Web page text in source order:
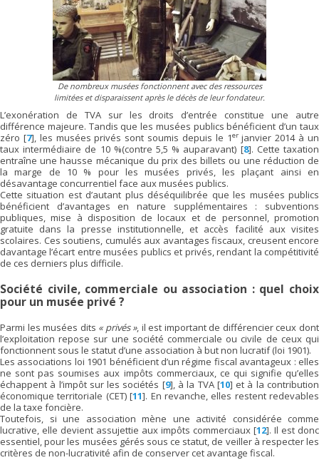
De nombreux musées fonctionnent avec des ressources
limitées et disparaissent après le décès de leur fondateur.
L’exonération de TVA sur les droits d’entrée constitue une autre
différence majeure. Tandis que les musées publics bénéficient d’un taux
zéro [7], les musées privés sont soumis depuis le 1erjanvier 2014 à un
taux intermédiaire de 10 %(contre 5,5 % auparavant) [8]. Cette taxation
entraîne une hausse mécanique du prix des billets ou une réduction de
la marge de 10 % pour les musées privés, les plaçant ainsi en
désavantage concurrentiel face aux musées publics.
Cette situation est d’autant plus déséquilibrée que les musées publics
bénéficient d’avantages en nature supplémentaires : subventions
publiques, mise à disposition de locaux et de personnel, promotion
gratuite dans la presse institutionnelle, et accès facilité aux visites
scolaires. Ces soutiens, cumulés aux avantages fiscaux, creusent encore
davantage l’écart entre musées publics et privés, rendant la compétitivité
de ces derniers plus difficile.
Société civile, commerciale ou association : quel choix
pour un musée privé ?
Parmi les musées dits « privés », il est important de différencier ceux dont
l’exploitation repose sur une société commerciale ou civile de ceux qui
fonctionnent sous le statut d’une association à but non lucratif (loi 1901).
Les associations loi 1901 bénéficient d’un régime fiscal avantageux : elles
ne sont pas soumises aux impôts commerciaux, ce qui signifie qu’elles
échappent à l’impôt sur les sociétés [9], à la TVA[10] et à la contribution
économique territoriale (CET)[11]. En revanche, elles restent redevables
de la taxe foncière.
Toutefois, si une association mène une activité considérée comme
lucrative, elle devient assujettie aux impôts commerciaux [12]. Il est donc
essentiel, pour les musées gérés sous ce statut, de veiller à respecter les
critères de non-lucrativité afin de conserver cet avantage fiscal.